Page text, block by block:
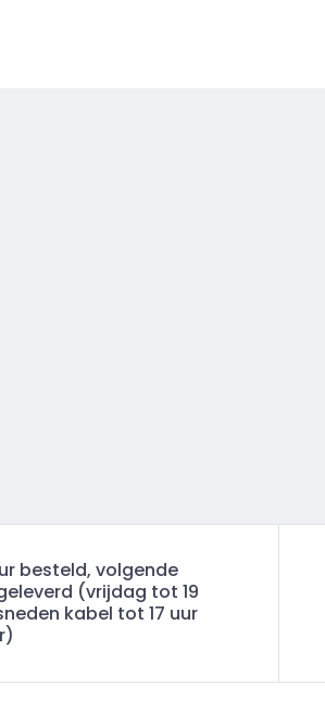
besteld, volgende
(vrijdag tot 19
kabel tot 17 uur